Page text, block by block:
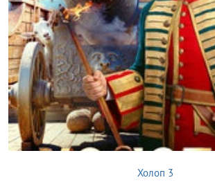
Холоп 3